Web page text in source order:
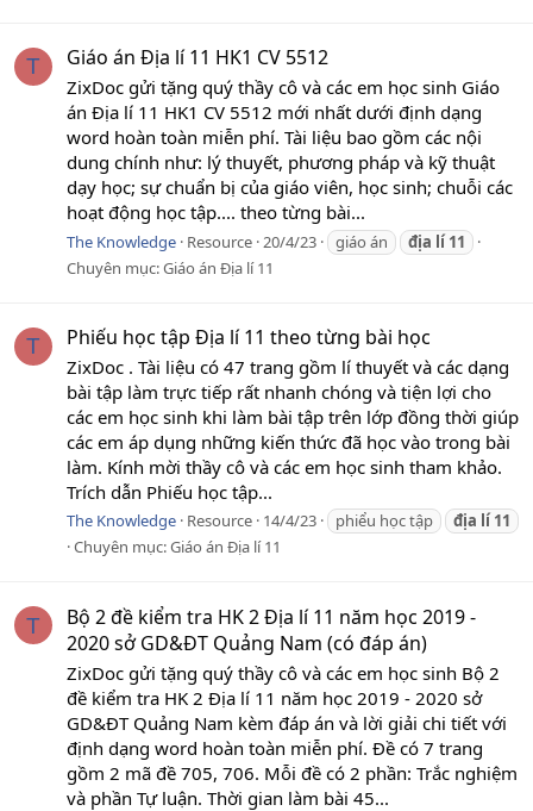
T Giáo án Địa lí 11 HK1 CV 5512
ZixDoc gửi tặng quý thầy cô và các em học sinh Giáo
án Địa lí 11 HK1 CV 5512 mới nhất dưới định dạng
word hoàn toàn miễn phí. Tài liệu bao gồm các nội
dung chính như: lý thuyết, phương pháp và kỹ thuật
dạy học; sự chuẩn bị của giáo viên, học sinh; chuỗi các
hoạt động học tập.... theo từng bài...
The Knowledge Resource 20/4/23 giáo án địa lí 11
Chuyên mục:Giáo án Địa lí 11
T Phiếu học tập Địa lí 11 theo từng bài học
ZixDoc . Tài liệu có 47 trang gồm lí thuyết và các dạng
bài tập làm trực tiếp rất nhanh chóng và tiện lợi cho
các em học sinh khi làm bài tập trên lớp đồng thời giúp
các em áp dụng những kiến thức đã học vào trong bài
làm. Kính mời thầy cô và các em học sinh tham khảo.
Trích dẫn Phiếu học tập...
The Knowledge Resource 14/4/23 phiểu học tập địa lí 11
Chuyên mục:Giáo án Địa lí 11
T
Bộ 2 đề kiểm tra HK 2 Địa lí 11 năm học 2019 -
2020 sở GD&ĐT Quảng Nam (có đáp án)
ZixDoc gửi tặng quý thầy cô và các em học sinh Bộ 2
đề kiểm tra HK 2 Địa lí 11 năm học 2019 - 2020 sở
GD&ĐT Quảng Nam kèm đáp án và lời giải chi tiết với
định dạng word hoàn toàn miễn phí. Đề có 7 trang
gồm 2 mã đề 705, 706. Mỗi đề có 2 phần: Trắc nghiệm
và phần Tự luận. Thời gian làm bài 45...